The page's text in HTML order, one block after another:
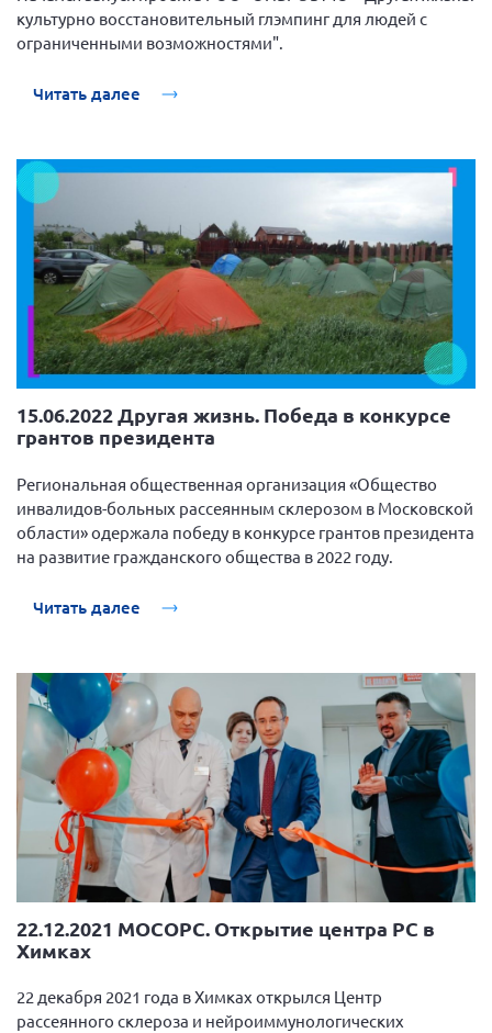
культурно восстановительный глэмпинг для людей с
ограниченными возможностями".
Читать далее
15.06.2022 Другая жизнь. Победа в конкурсе
грантов президента
Региональная общественная организация «Общество
инвалидов-больных рассеянным склерозом в Московской
области» одержала победу в конкурсе грантов президента
на развитие гражданского общества в 2022 году.
Читать далее
22.12.2021 МОСОРС. Открытие центра РС в
Химках
22 декабря 2021 года в Химках открылся Центр
рассеянного склероза и нейроиммунологических